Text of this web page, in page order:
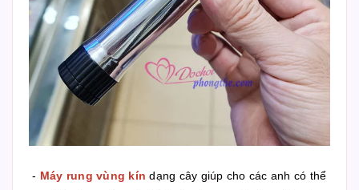
- Máy rung vùng kín dạng cây giúp cho các anh có thể